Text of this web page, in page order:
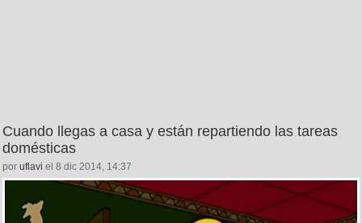
Cuando llegas a casa y están repartiendo las tareas
domésticas
por uflavi el 8 dic 2014, 14:37